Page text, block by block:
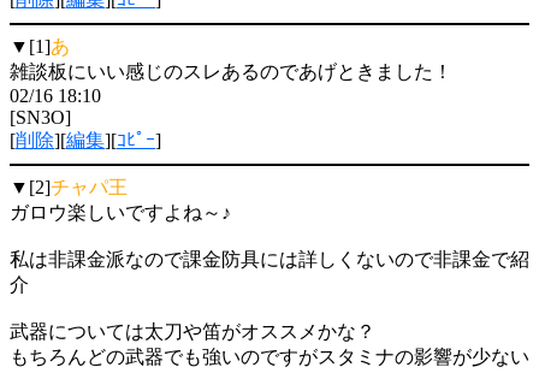
▼[1]あ
雑談板にいい感じのスレあるのであげときました！
02/16 18:10
[SN3O]
[削除][編集][ｺﾋﾟｰ]
▼[2]チャパ王
ガロウ楽しいですよね～♪
私は非課金派なので課金防具には詳しくないので非課金で紹
介
武器については太刀や笛がオススメかな？
もちろんどの武器でも強いのですがスタミナの影響が少ない